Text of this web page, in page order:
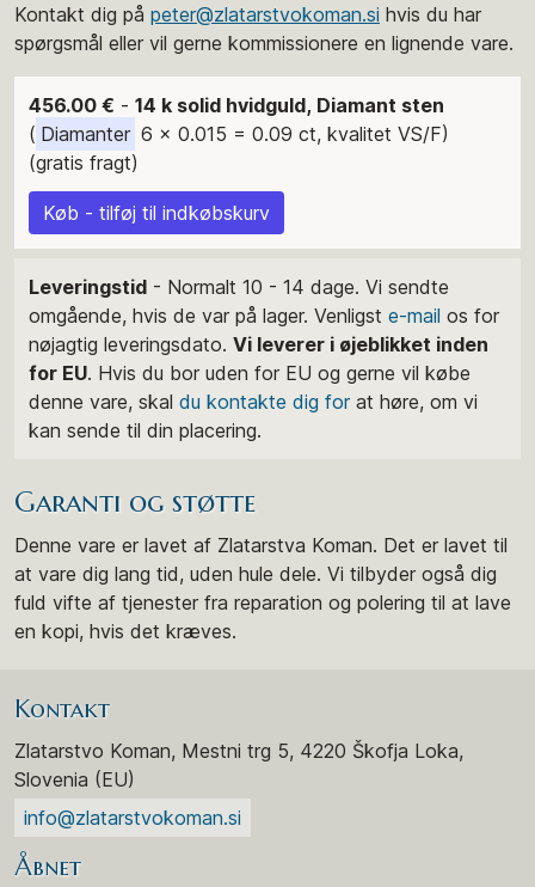
Kontakt dig på peter@zlatarstvokoman.si hvis du har
spørgsmål eller vil gerne kommissionere en lignende vare.
456.00 € - 14 k solid hvidguld, Diamant sten
( Diamanter 6 x 0.015 = 0.09 ct, kvalitet VS/F)
(gratis fragt)
Køb - tilføj til indkøbskurv
Leveringstid - Normalt 10 - 14 dage. Vi sendte
omgående, hvis de var på lager. Venligst e-mail os for
nøjagtig leveringsdato. Vi leverer i øjeblikket inden
for EU. Hvis du bor uden for EU og gerne vil købe
denne vare, skal du kontakte dig forat høre, om vi
kan sende til din placering.
Garanti og støtte
Denne vare er lavet af Zlatarstva Koman. Det er lavet til
at vare dig lang tid, uden hule dele. Vi tilbyder også dig
fuld vifte af tjenester fra reparation og polering til at lave
en kopi, hvis det kræves.
Kontakt
Zlatarstvo Koman, Mestni trg 5, 4220 Škofja Loka,
Slovenia (EU)
info@zlatarstvokoman.si
Åbnet